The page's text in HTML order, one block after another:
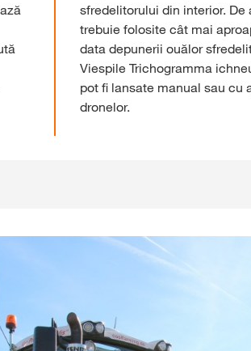
sfredelitorului din interior. De
trebuie folosite cât mai
data depunerii ouălor
Viespile Trichogramma
pot fi lansate manual sau cu
dronelor.